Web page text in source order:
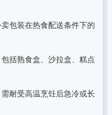
包装在热食配送条件下的
括熟食盒、沙拉盒、糕点
耐受高温烹饪后急冷或长